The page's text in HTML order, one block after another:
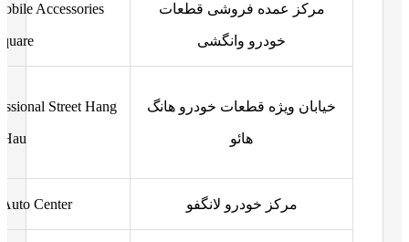
مرکز عمده فروشی قطعات
خودرو وانگشی
Accessories
خیابان ویژه قطعات خودرو هانگ
هائو
Street Hang
Hau
مرکز خودرو لانگفو Center